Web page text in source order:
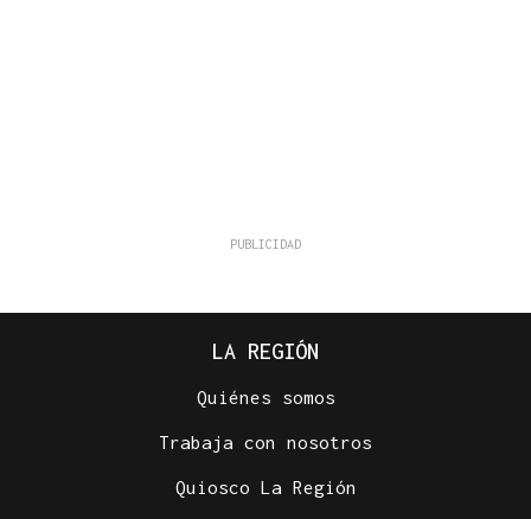
LA REGIÓN
Quiénes somos
Trabaja con nosotros
Quiosco La Región